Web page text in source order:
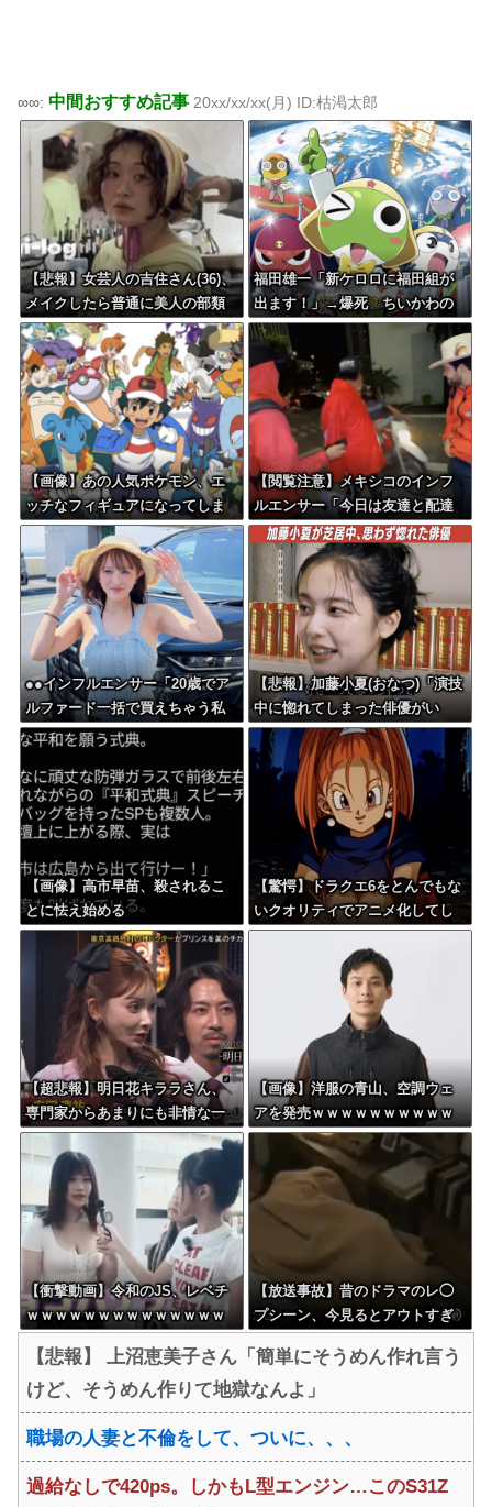
∞∞: 中間おすすめ記事 20xx/xx/xx(月) ID:枯渇太郎
【悲報】女芸人の吉住さん(36)、
メイクしたら普通に美人の部類
だったと判明
福田雄一「新ケロロに福田組が
出ます！」→爆死 ちいかわの
監督「原作に忠実に」→爆売れ
【画像】あの人気ポケモン、エ
ッチなフィギュアになってしま
う
【閲覧注意】メキシコのインフ
ルエンサー「今日は友達と配達
員のアルバイトを体験してみる
よ！！」←結果・・・
●●インフルエンサー「20歳でア
ルファード一括で買えちゃう私
って素敵」
【悲報】加藤小夏(おなつ)「演技
中に惚れてしまった俳優がい
る」
【画像】高市早苗、殺されるこ
とに怯え始める
【驚愕】ドラクエ6をとんでもな
いクオリティでアニメ化してし
まったAI動画がこちらｗｗｗｗ
【超悲報】明日花キララさん、
専門家からあまりにも非情な一
言を告げられる
【画像】洋服の青山、空調ウェ
アを発売ｗｗｗｗｗｗｗｗｗｗ
ｗｗｗｗ
【衝撃動画】令和のJS、レベチ
ｗｗｗｗｗｗｗｗｗｗｗｗｗｗ
ｗｗｗｗｗｗｗｗｗｗｗｗｗｗ
ｗｗ
【放送事故】昔のドラマのレ◯
プシーン、今見るとアウトすぎ
る・・・
【悲報】 上沼恵美子さん「簡単にそうめん作れ言う
けど、そうめん作りて地獄なんよ」
職場の人妻と不倫をして、ついに、、、
過給なしで420ps。しかもL型エンジン…このS31Z